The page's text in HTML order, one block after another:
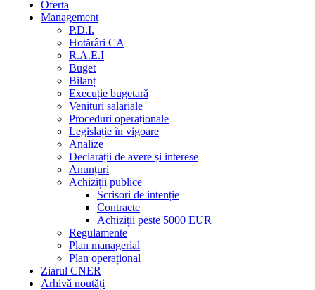
Oferta
Management
P.D.I.
Hotărâri CA
R.A.E.I
Buget
Bilanț
Execuție bugetară
Venituri salariale
Proceduri operaționale
Legislație în vigoare
Analize
Declarații de avere și interese
Anunțuri
Achiziții publice
Scrisori de intenție
Contracte
Achiziții peste 5000 EUR
Regulamente
Plan managerial
Plan operațional
Ziarul CNER
Arhivă noutăți